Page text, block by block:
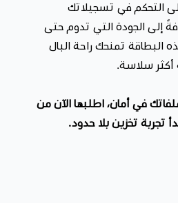
التحكم في تسجيلاتك
إلى الجودة التي تدوم حتى
تمنحك راحة البال
أكثر سلاسة.
في أمان، اطلبها الآن من
تجربة تخزين بلا حدود.